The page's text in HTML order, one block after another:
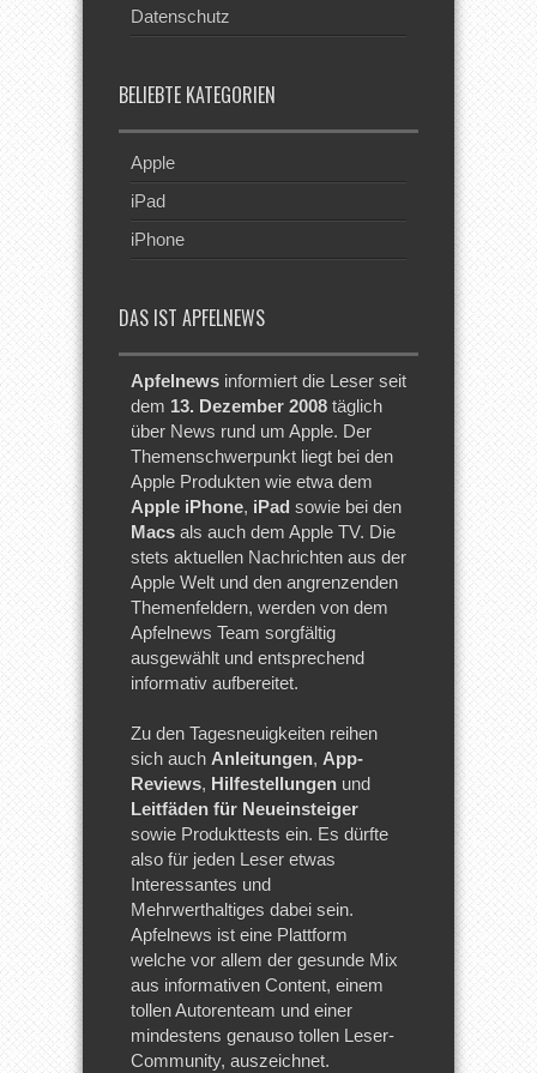
Datenschutz
BELIEBTE KATEGORIEN
Apple
iPad
iPhone
DAS IST APFELNEWS
Apfelnews informiert die Leser seit
dem 13. Dezember 2008 täglich
über News rund um Apple. Der
Themenschwerpunkt liegt bei den
Apple Produkten wie etwa dem
Apple iPhone, iPad sowie bei den
Macs als auch dem Apple TV. Die
stets aktuellen Nachrichten aus der
Apple Welt und den angrenzenden
Themenfeldern, werden von dem
Apfelnews Team sorgfältig
ausgewählt und entsprechend
informativ aufbereitet.
Zu den Tagesneuigkeiten reihen
sich auch Anleitungen, App-
Reviews, Hilfestellungen und
Leitfäden für Neueinsteiger
sowie Produkttests ein. Es dürfte
also für jeden Leser etwas
Interessantes und
Mehrwerthaltiges dabei sein.
Apfelnews ist eine Plattform
welche vor allem der gesunde Mix
aus informativen Content, einem
tollen Autorenteam und einer
mindestens genauso tollen Leser-
Community, auszeichnet.